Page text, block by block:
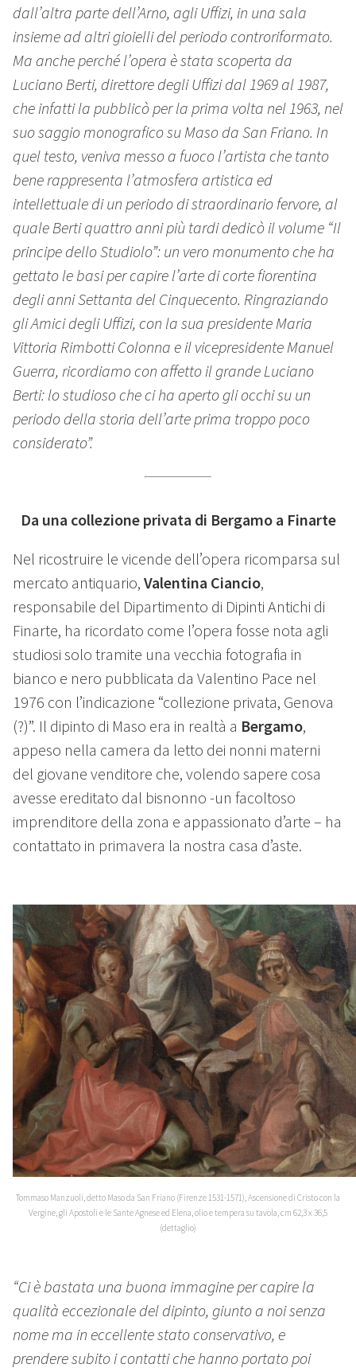
dall’altra parte dell’Arno, agli Uffizi, in una sala
insieme ad altri gioielli del periodo controriformato.
Ma anche perché l’opera è stata scoperta da
Luciano Berti, direttore degli Uffizi dal 1969 al 1987,
che infatti la pubblicò per la prima volta nel 1963, nel
suo saggio monografico su Maso da San Friano. In
quel testo, veniva messo a fuoco l’artista che tanto
bene rappresenta l’atmosfera artistica ed
intellettuale di un periodo di straordinario fervore, al
quale Berti quattro anni più tardi dedicò il volume “Il
principe dello Studiolo”: un vero monumento che ha
gettato le basi per capire l’arte di corte fiorentina
degli anni Settanta del Cinquecento. Ringraziando
gli Amici degli Uffizi, con la sua presidente Maria
Vittoria Rimbotti Colonna e il vicepresidente Manuel
Guerra, ricordiamo con affetto il grande Luciano
Berti: lo studioso che ci ha aperto gli occhi su un
periodo della storia dell’arte prima troppo poco
considerato”.
Da una collezione privata di Bergamo a Finarte
Nel ricostruire le vicende dell’opera ricomparsa sul
mercato antiquario, Valentina Ciancio,
responsabile del Dipartimento di Dipinti Antichi di
Finarte, ha ricordato come l’opera fosse nota agli
studiosi solo tramite una vecchia fotografia in
bianco e nero pubblicata da Valentino Pace nel
1976 con l’indicazione “collezione privata, Genova
(?)”. Il dipinto di Maso era in realtà a Bergamo,
appeso nella camera da letto dei nonni materni
del giovane venditore che, volendo sapere cosa
avesse ereditato dal bisnonno -un facoltoso
imprenditore della zona e appassionato d’arte – ha
contattato in primavera la nostra casa d’aste.
Tommaso Manzuoli, detto Maso da San Friano (Firenze 1531-1571), Ascensione di Cristo con la
Vergine, gli Apostoli e le Sante Agnese ed Elena, olio e tempera su tavola, cm 62,3 x 36,5
(dettaglio)
“Ci è bastata una buona immagine per capire la
qualità eccezionale del dipinto, giunto a noi senza
nome ma in eccellente stato conservativo, e
prendere subito i contatti che hanno portato poi